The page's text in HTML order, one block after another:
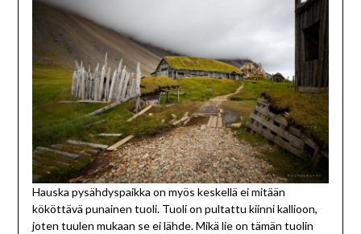
Hauska pysähdyspaikka on myös keskellä ei mitään
kököttävä punainen tuoli. Tuoli on pultattu kiinni kallioon,
joten tuulen mukaan se ei lähde. Mikä lie on tämän tuolin